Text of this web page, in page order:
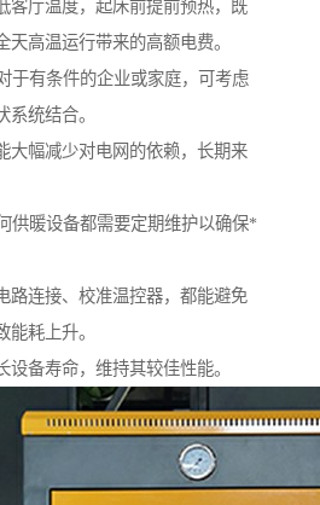
客厅温度，起床前提前预热，既
天高温运行带来的高额电费。
于有条件的企业或家庭，可考虑
统结合。
大幅减少对电网的依赖，长期来
供暖设备都需要定期维护以确保*
路连接、校准温控器，都能避免
耗上升。
备寿命，维持其较佳性能。